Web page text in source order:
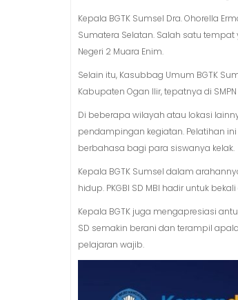
Kepala BGTK Sumsel Dra. Ohorella
Sumatera Selatan. Salah satu
Negeri 2 Muara Enim.
Selain itu, Kasubbag Umum BGTK
Kabupaten Ogan Ilir, tepatnya di SMPN
Di beberapa wilayah atau lokasi
pendampingan kegiatan. Pelatihan
berbahasa bagi para siswanya kelak.
Kepala BGTK Sumsel dalam
hidup. PKGBI SD MBI hadir untuk
Kepala BGTK juga mengapresiasi
SD semakin berani dan terampil
pelajaran wajib.